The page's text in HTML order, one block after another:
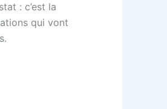
: c’est la
qui vont